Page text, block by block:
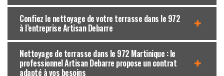
Confiez le nettoyage de votre terrasse dans le 972
à l’entreprise Artisan Debarre
Nettoyage de terrasse dans le 972 Martinique : le
professionnel Artisan Debarre propose un contrat
adapté à vos besoins